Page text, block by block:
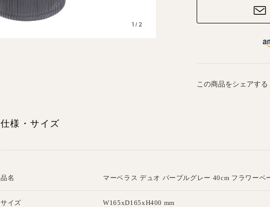
1 / 2
この商品をシェアする
仕様・サイズ
品名 マーベラス デュオ パープルグレー 40cm フラワーベ
サイズ W165xD165xH400 mm